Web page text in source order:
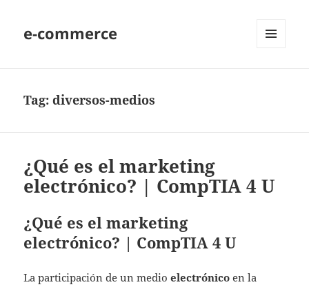
e-commerce
Tag:diversos-medios
¿Qué es el marketing
electrónico? | CompTIA 4 U
¿Qué es el marketing
electrónico? | CompTIA 4 U
La participación de un medioelectrónico en la